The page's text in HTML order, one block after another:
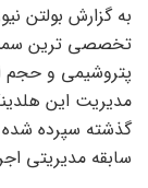
به گزارش بولتن
تخصصی ترین سمت
پتروشیمی و حجم
مدیریت این
گذشته سپرده
سابقه مدیریتی